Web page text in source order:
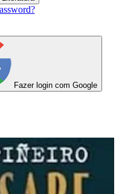
Fazer login com Google